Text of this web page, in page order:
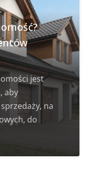
jest
aby
na
do